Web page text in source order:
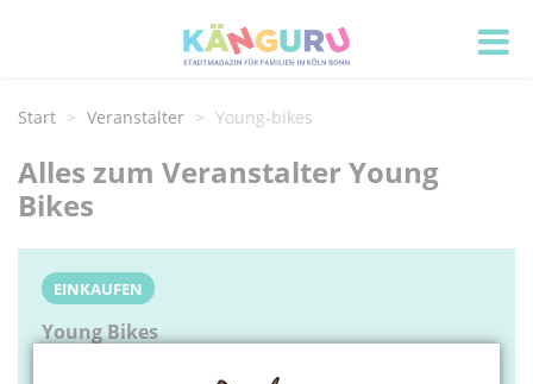
Start Veranstalter Young-bikes
Alles zum Veranstalter Young
Bikes
EINKAUFEN
Young Bikes